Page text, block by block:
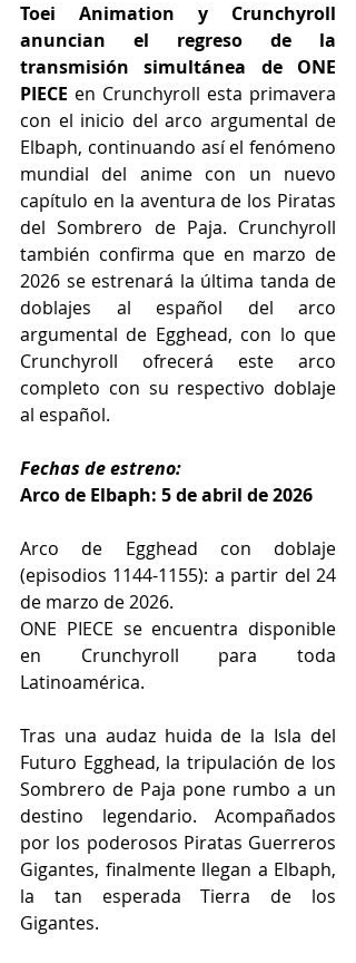
Toei Animation y Crunchyroll
anuncian el regreso de la
transmisión simultánea de ONE
PIECE en Crunchyroll esta primavera
con el inicio del arco argumental de
Elbaph, continuando así el fenómeno
mundial del anime con un nuevo
capítulo en la aventura de los Piratas
del Sombrero de Paja. Crunchyroll
también confirma que en marzo de
2026 se estrenará la última tanda de
doblajes al español del arco
argumental de Egghead, con lo que
Crunchyroll ofrecerá este arco
completo con su respectivo doblaje
al español.
Fechas de estreno:
Arco de Elbaph: 5 de abril de 2026
Arco de Egghead con doblaje
(episodios 1144-1155): a partir del 24
de marzo de 2026.
ONE PIECE se encuentra disponible
en Crunchyroll para toda
Latinoamérica.
Tras una audaz huida de la Isla del
Futuro Egghead, la tripulación de los
Sombrero de Paja pone rumbo a un
destino legendario. Acompañados
por los poderosos Piratas Guerreros
Gigantes, finalmente llegan a Elbaph,
la tan esperada Tierra de los
Gigantes.